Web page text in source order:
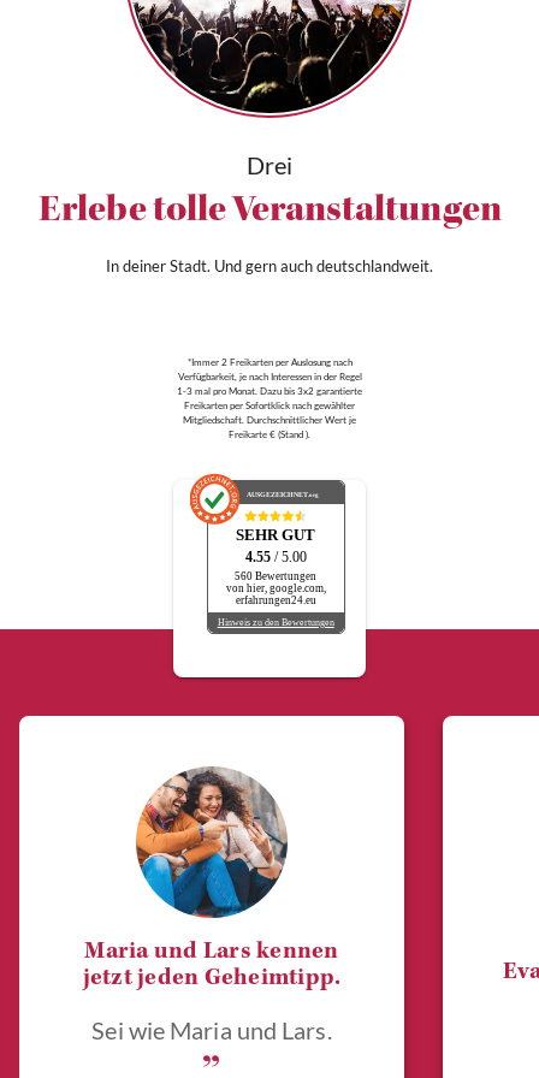
Drei
Erlebe tolle Veranstaltungen
In deiner Stadt. Und gern auch deutschlandweit.
*Immer 2 Freikarten per Auslosung nach
Verfügbarkeit, je nach Interessen in der Regel
1-3 mal pro Monat. Dazu bis 3x2 garantierte
Freikarten per Sofortklick nach gewählter
Mitgliedschaft. Durchschnittlicher Wert je
Freikarte € (Stand ).
AUSGEZEICHNET.org
SEHR GUT
4.55 / 5.00
560 Bewertungen
von hier, google.com,
erfahrungen24.eu
Hinweis zu den Bewertungen
Maria und Lars kennen
jetzt jeden Geheimtipp.
Sei wie Maria und Lars.
„